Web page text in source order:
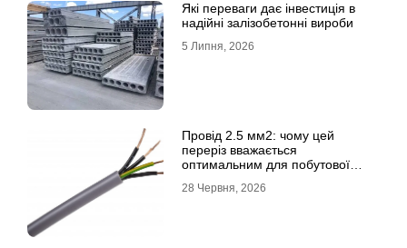
Які переваги дає інвестиція в
надійні залізобетонні вироби
5 Липня, 2026
Провід 2.5 мм2: чому цей
переріз вважається
оптимальним для побутової
28 Червня, 2026